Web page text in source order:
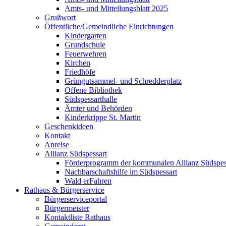
Amts- und Mitteilungsblatt 2025
Grußwort
Öffentliche/Gemeindliche Einrichtungen
Kindergarten
Grundschule
Feuerwehren
Kirchen
Friedhöfe
Grüngutsammel- und Schredderplatz
Offene Bibliothek
Südspessarthalle
Ämter und Behörden
Kinderkrippe St. Martin
Geschenkideen
Kontakt
Anreise
Allianz Südspessart
Förderprogramm der kommunalen Allianz
Nachbarschaftshilfe im Südspessart
Wald erFahren
Rathaus & Bürgerservice
Bürgerserviceportal
Bürgermeister
Kontaktliste Rathaus